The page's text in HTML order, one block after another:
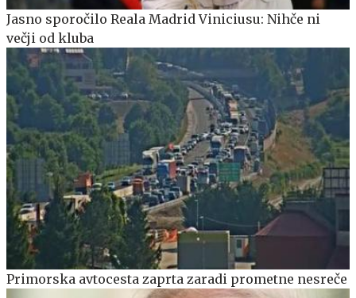
Jasno sporočilo Reala Madrid Viniciusu: Nihče ni
večji od kluba
Primorska avtocesta zaprta zaradi prometne nesreče